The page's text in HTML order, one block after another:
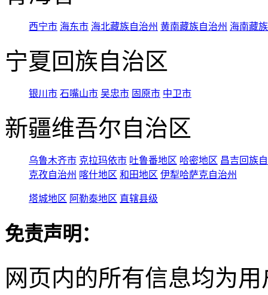
西宁市 海东市 海北藏族自治州 黄南藏族自治州 海南藏
宁夏回族自治区
银川市 石嘴山市 吴忠市 固原市 中卫市
新疆维吾尔自治区
乌鲁木齐市 克拉玛依市 吐鲁番地区 哈密地区 昌吉回族
克孜自治州 喀什地区 和田地区 伊犁哈萨克自治州
塔城地区 阿勒泰地区 直辖县级
免责声明：
网页内的所有信息均为